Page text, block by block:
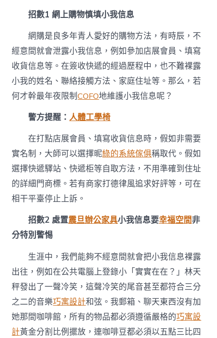
中
招數1 網上購物慎填小我信息
網購是良多年青人愛好的購物方法，有時辰，不
經意間就會泄露小我信息，例如參加店展會員、填寫
收貨信息等。在簽收快遞的經過歷程中，也不難裸露
小我的姓名、聯絡接觸方法、家庭住址等。那么，若
何才幹最年夜限制COFO地維護小我信息呢？
警方提醒：人體工學椅
在打點店展會員、填寫收貨信息時，假如非需要
實名制，大師可以選擇昵綠的系統傢俱稱取代。假如
選擇快遞驛站、快遞柜等自取方法，不用準確到住址
的詳細門商標。若有商家打德律風追求好評等，可在
相干平臺停止上訴。
招數2 處置震旦辦公家具小我信息要幸福空間非
分特別警惕
生涯中，我們能夠不經意間就會把小我信息裸露
出往，例如在公共電腦上登錄小「實實在在？」林天
秤發出了一聲冷笑，這聲冷笑的尾音甚至都符合三分
之二的音樂巧寓設計和弦。我郵箱、聊天東西沒有加
她那間咖啡館，所有的物品都必須遵循嚴格的巧寓設
計黃金分割比例擺放，連咖啡豆都必須以五點三比四